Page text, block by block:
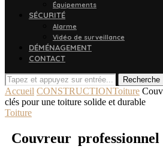
Équipements
SÉCURITÉ
Alarme
Vidéo de surveillance
DÉMÉNAGEMENT
CONTACT
Recherche
Accueil CONSTRUCTIONToiture
clés pour une toiture solide et durable
Toiture
Couvreur